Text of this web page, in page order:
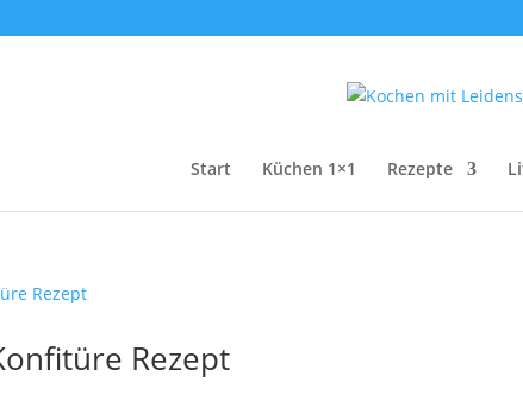
Start Küchen 1×1 Rezepte
Rezept